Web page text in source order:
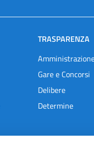
TRASPARENZA
Gare e Concorsi
Delibere
Determine